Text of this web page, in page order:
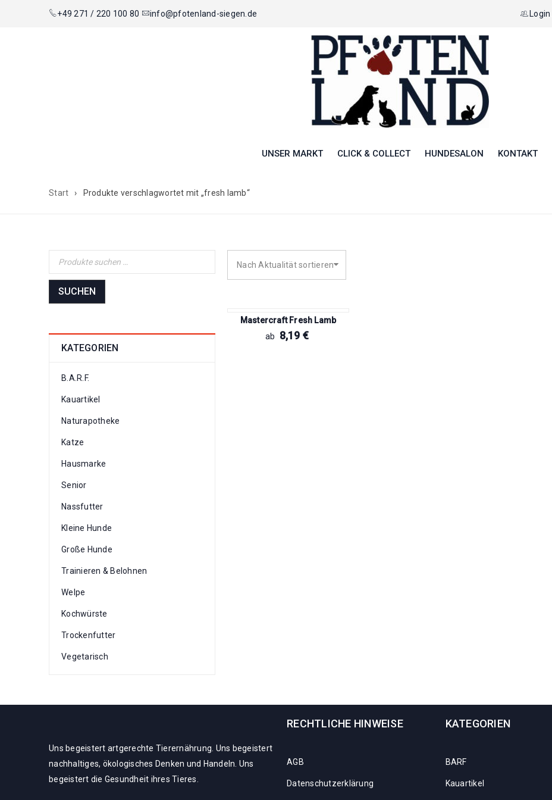
+49 271 / 220 100 80 info@pfotenland-siegen.de Login
UNSER MARKT CLICK & COLLECT HUNDESALON KONTAKT
Start › Produkte verschlagwortet mit „fresh lamb“
SUCHEN
KATEGORIEN
B.A.R.F.
Kauartikel
Naturapotheke
Katze
Hausmarke
Senior
Nassfutter
Kleine Hunde
Große Hunde
Trainieren & Belohnen
Welpe
Kochwürste
Trockenfutter
Vegetarisch
Nach Aktualität sortieren
Mastercraft Fresh Lamb
ab
8,19 €
Uns begeistert artgerechte Tierernährung. Uns begeistert
nachhaltiges, ökologisches Denken und Handeln. Uns
begeistert die Gesundheit ihres Tieres.
RECHTLICHE HINWEISE
AGB
Datenschutzerklärung
KATEGORIEN
BARF
Kauartikel